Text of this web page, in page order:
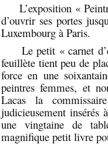
L’exposition «
d’ouvrir ses portes
Luxembourg à Paris.
Le petit « carnet
feuillète tient peu de
force en une
peintres femmes, et
Lacas la
judicieusement insérés
une vingtaine de
magnifique petit livre